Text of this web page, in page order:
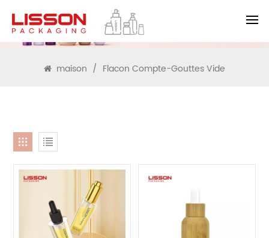
RECHERCHE
maison / Flacon Compte-Gouttes Vide